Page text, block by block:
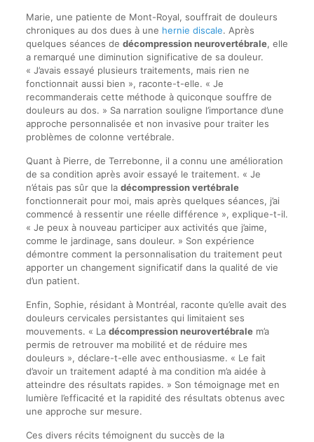
Marie, une patiente de Mont-Royal, souffrait de douleurs
chroniques au dos dues à une hernie discale. Après
quelques séances de décompression neurovertébrale, elle
a remarqué une diminution significative de sa douleur.
« J’avais essayé plusieurs traitements, mais rien ne
fonctionnait aussi bien », raconte-t-elle. « Je
recommanderais cette méthode à quiconque souffre de
douleurs au dos. » Sa narration souligne l’importance d’une
approche personnalisée et non invasive pour traiter les
problèmes de colonne vertébrale.
Quant à Pierre, de Terrebonne, il a connu une amélioration
de sa condition après avoir essayé le traitement. « Je
n’étais pas sûr que la décompression vertébrale
fonctionnerait pour moi, mais après quelques séances, j’ai
commencé à ressentir une réelle différence », explique-t-il.
« Je peux à nouveau participer aux activités que j’aime,
comme le jardinage, sans douleur. » Son expérience
démontre comment la personnalisation du traitement peut
apporter un changement significatif dans la qualité de vie
d’un patient.
Enfin, Sophie, résidant à Montréal, raconte qu’elle avait des
douleurs cervicales persistantes qui limitaient ses
mouvements. « La décompression neurovertébralem’a
permis de retrouver ma mobilité et de réduire mes
douleurs », déclare-t-elle avec enthousiasme. « Le fait
d’avoir un traitement adapté à ma condition m’a aidée à
atteindre des résultats rapides. » Son témoignage met en
lumière l’efficacité et la rapidité des résultats obtenus avec
une approche sur mesure.
Ces divers récits témoignent du succès de la